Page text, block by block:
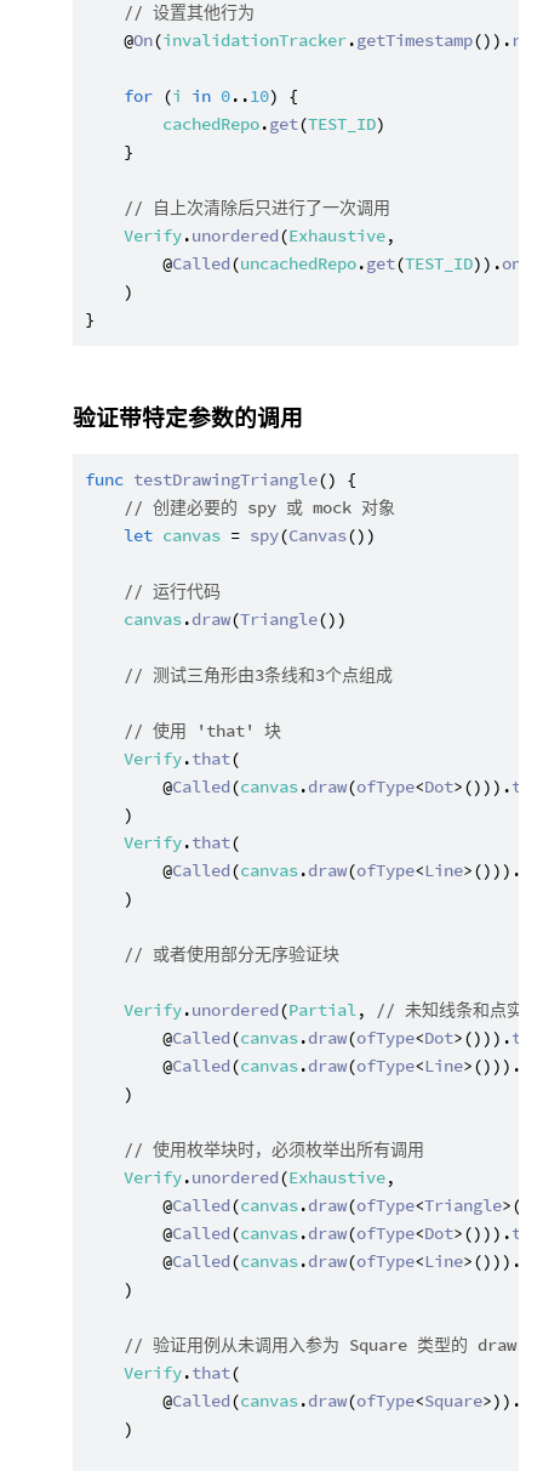
// 设置其他行为
    @
On(invalidationTracker.getTimestamp()).
for (i in 0..10) {
cachedRepo.get(TEST_ID)
    }
// 自上次清除后只进行了一次调用
Verify.unordered(Exhaustive,
        @
Called(uncachedRepo.get(TEST_ID)).once
    )
验证带特定参数的调用
func testDrawingTriangle() {
// 创建必要的 spy 或 mock 对象
let canvas = spy(Canvas())
// 运行代码
canvas.draw(Triangle())
// 测试三角形由3条线和3个点组成
// 使用 'that' 块
Verify.that(
        @
Called(canvas.draw(ofType<Dot>())).
    )
Verify.that(
        @
Called(canvas.draw(ofType<Line>())).
    )
// 或者使用部分无序验证块
Verify.unordered(Partial,
// 未知线条和点实际
        @
Called(canvas.draw(ofType<Dot>())).
        @
Called(canvas.draw(ofType<Line>())).
    )
// 使用枚举块时，必须枚举出所有调用
Verify.unordered(Exhaustive,
        @
Called(canvas.draw(ofType<Triangle
        @
Called(canvas.draw(ofType<Dot>())).
        @
Called(canvas.draw(ofType<Line>())).
    )
// 验证用例从未调用入参为 Square 类型的 draw
Verify.that(
        @
Called(canvas.draw(ofType<Square>)).
    )